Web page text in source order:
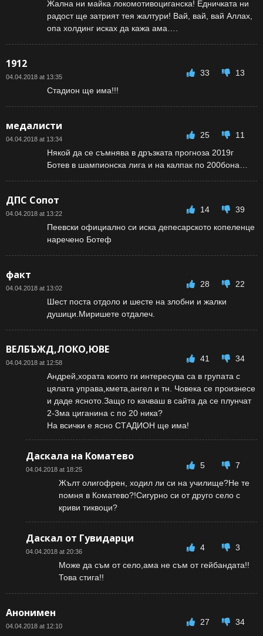
Жална ни майка локомотивоциганска! Едничката ни
радост ще затрият тея жалтури! Вай, вай, вай Аллах,
опа холдинг исках да кажа ама….
1912
04.04.2018 at 13:35 33
13
Стадион ще има!!!
медалисти
04.04.2018 at 13:34 25
11
Някой да се съмнява в дръзката прогноза 2019г
Ботев в шампионска лига и на калпак по 200бона…
ДПС Сопот
04.04.2018 at 13:22 14
39
Пеевски официално си иска депесарското копеленце
наречено Ботеф
факт
04.04.2018 at 13:02 28
22
Шест поста отдоло и шесте на злобни и жалки
душици.Миришете отдалеч.
ВЕЛБЪЖД,ЛОКО,ЮВЕ
04.04.2018 at 12:58 41
34
Андрей,хората които ги интересува са в групата с
цялата управа,кмета,ангел и тн. Човека се произнесе
и даде ясното.Защо го качваш в сайта да се плунчат
2-3ма циганина с по 20 ника?
На всички е ясно СТАДИОН ще има!
Даскала на Коматево
04.04.2018 at 18:25 5
7
Жълт олигофрен, ходил ли си на училище?Не те
помня в Коматево?!Сигурно си от друго село с
криви тиквоци?
Даскал от Гувидарци
04.04.2018 at 20:36 4
3
Може да съм от село,ама не съм от гейбандата!!
Това стига!!
Анонимен
04.04.2018 at 12:10 27
34